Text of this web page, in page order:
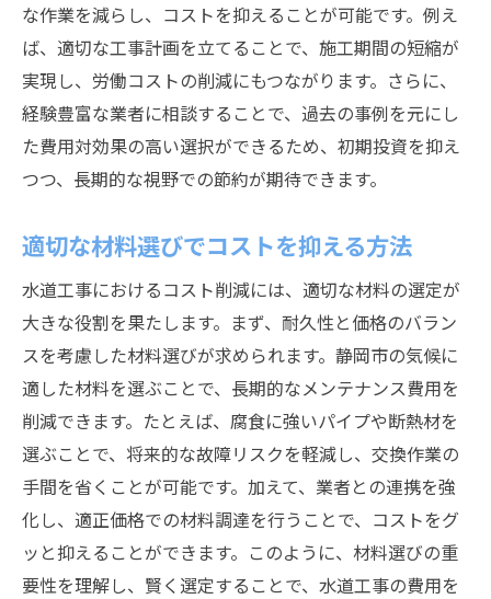
な作業を減らし、コストを抑えることが可能です。例え
ば、適切な工事計画を立てることで、施工期間の短縮が
実現し、労働コストの削減にもつながります。さらに、
経験豊富な業者に相談することで、過去の事例を元にし
た費用対効果の高い選択ができるため、初期投資を抑え
つつ、長期的な視野での節約が期待できます。
適切な材料選びでコストを抑える方法
水道工事におけるコスト削減には、適切な材料の選定が
大きな役割を果たします。まず、耐久性と価格のバラン
スを考慮した材料選びが求められます。静岡市の気候に
適した材料を選ぶことで、長期的なメンテナンス費用を
削減できます。たとえば、腐食に強いパイプや断熱材を
選ぶことで、将来的な故障リスクを軽減し、交換作業の
手間を省くことが可能です。加えて、業者との連携を強
化し、適正価格での材料調達を行うことで、コストをグ
ッと抑えることができます。このように、材料選びの重
要性を理解し、賢く選定することで、水道工事の費用を